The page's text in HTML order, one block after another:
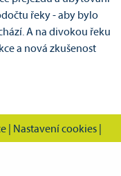
řeky - aby bylo
A na divokou řeku
a nová zkušenost
| Nastavení cookies|